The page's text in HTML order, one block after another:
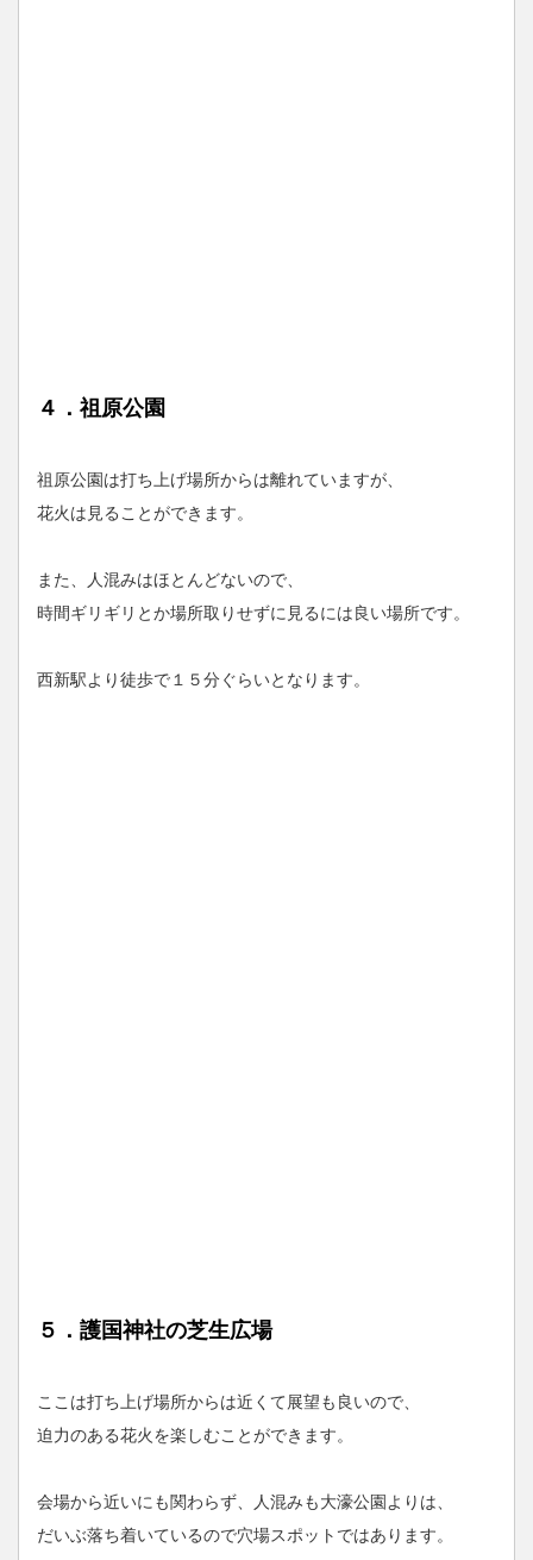
４．祖原公園
祖原公園は打ち上げ場所からは離れていますが、
花火は見ることができます。
また、人混みはほとんどないので、
時間ギリギリとか場所取りせずに見るには良い場所です。
西新駅より徒歩で１５分ぐらいとなります。
５．護国神社の芝生広場
ここは打ち上げ場所からは近くて展望も良いので、
迫力のある花火を楽しむことができます。
会場から近いにも関わらず、人混みも大濠公園よりは、
だいぶ落ち着いているので穴場スポットではあります。